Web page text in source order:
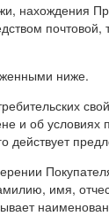
нахождения
ниже.
об условиях
действует
имя,